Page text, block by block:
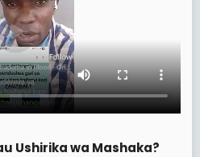
Ushirika wa Mashaka?